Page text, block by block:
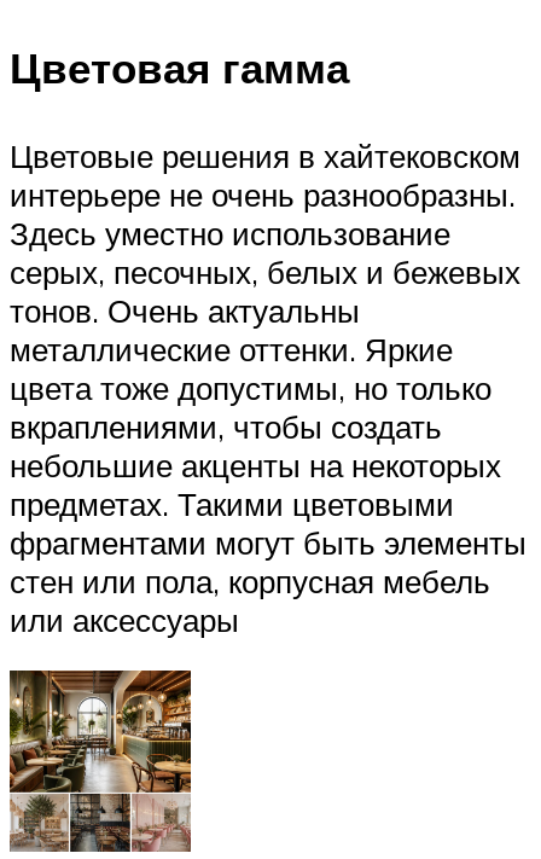
Цветовая гамма
Цветовые решения в хайтековском
интерьере не очень разнообразны.
Здесь уместно использование
серых, песочных, белых и бежевых
тонов. Очень актуальны
металлические оттенки. Яркие
цвета тоже допустимы, но только
вкраплениями, чтобы создать
небольшие акценты на некоторых
предметах. Такими цветовыми
фрагментами могут быть элементы
стен или пола, корпусная мебель
или аксессуары